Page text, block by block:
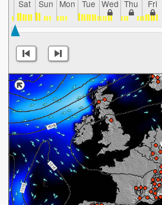
Sat Sun Mon Tue Wed Thu Fri